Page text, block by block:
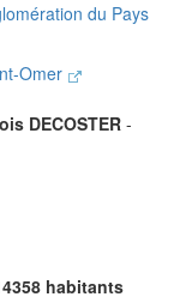
du Pays
Omer
DECOSTER -
habitants